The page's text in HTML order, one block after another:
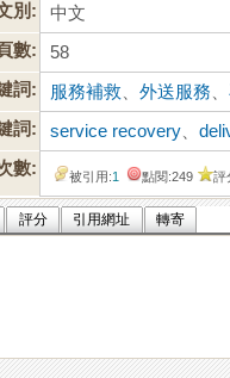
別:
中文
數:
58
詞:
服務補救 、外送服務 、
詞:
service recovery 、
數:
被引用:1 點閱:249 評
評分 引用網址 轉寄